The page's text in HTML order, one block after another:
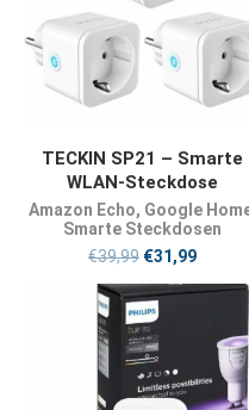
JETZT KAUFEN
TECKIN SP21 – Smarte
WLAN-Steckdose
Amazon Echo, Google
Smarte Steckdosen
€39,99 €31,99